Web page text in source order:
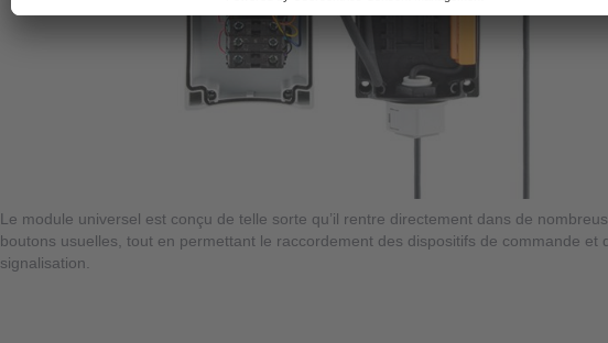
Le module universel est conçu de telle sorte qu’il rentre directement dans de
boutons usuelles, tout en permettant le raccordement des dispositifs de commande et
signalisation.